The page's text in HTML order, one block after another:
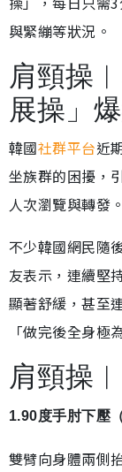
與緊繃等狀況。
肩頸操
展操」
韓國社群平台近
坐族群的困擾，
人次瀏覽與轉發。
不少韓國網民隨
友表示，連續堅
顯著舒緩，甚至
「做完後全身極
肩頸操
1.90度手肘下壓
雙臂向身體兩側